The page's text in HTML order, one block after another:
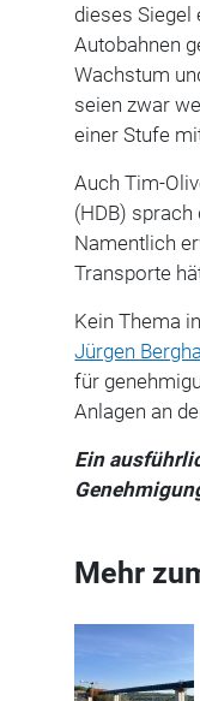
dieses Siegel
Autobahnen
Wachstum
seien zwar
einer Stufe
Auch Tim-
(HDB)
Namentlich
Transporte
Kein Thema
Jürgen
für
Anlagen an
Ein
Mehr